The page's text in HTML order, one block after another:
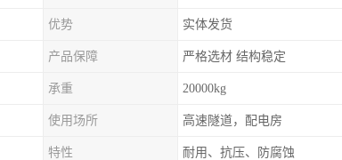
优势 实体发货
产品保障 严格选材 结构稳定
承重 20000kg
使用场所 高速隧道，配电房
特性 耐用、抗压、防腐蚀